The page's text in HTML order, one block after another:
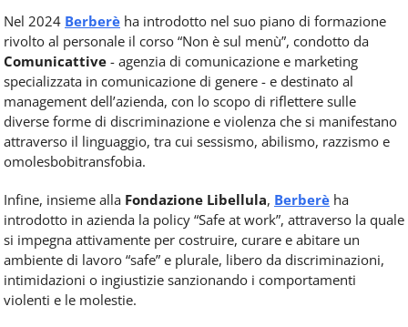
Nel 2024 Berberè ha introdotto nel suo piano di formazione
rivolto al personale il corso “Non è sul menù”, condotto da
Comunicattive - agenzia di comunicazione e marketing
specializzata in comunicazione di genere - e destinato al
management dell’azienda, con lo scopo di riflettere sulle
diverse forme di discriminazione e violenza che si manifestano
attraverso il linguaggio, tra cui sessismo, abilismo, razzismo e
omolesbobitransfobia.
Infine, insieme alla Fondazione Libellula, Berberè ha
introdotto in azienda la policy “Safe at work”, attraverso la quale
si impegna attivamente per costruire, curare e abitare un
ambiente di lavoro “safe” e plurale, libero da discriminazioni,
intimidazioni o ingiustizie sanzionando i comportamenti
violenti e le molestie.